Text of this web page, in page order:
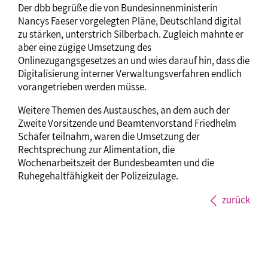
Der dbb begrüße die von Bundesinnenministerin
Nancys Faeser vorgelegten Pläne, Deutschland digital
zu stärken, unterstrich Silberbach. Zugleich mahnte er
aber eine zügige Umsetzung des
Onlinezugangsgesetzes an und wies darauf hin, dass die
Digitalisierung interner Verwaltungsverfahren endlich
vorangetrieben werden müsse.
Weitere Themen des Austausches, an dem auch der
Zweite Vorsitzende und Beamtenvorstand Friedhelm
Schäfer teilnahm, waren die Umsetzung der
Rechtsprechung zur Alimentation, die
Wochenarbeitszeit der Bundesbeamten und die
Ruhegehaltfähigkeit der Polizeizulage.
zurück